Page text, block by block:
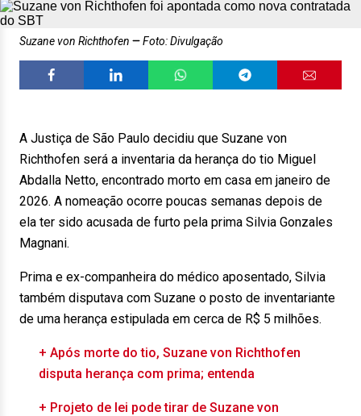
Suzane von Richthofen Foto: Divulgação
A Justiça de São Paulo decidiu que Suzane von
Richthofen será a inventaria da herança do tio Miguel
Abdalla Netto, encontrado morto em casa em janeiro de
2026. A nomeação ocorre poucas semanas depois de
ela ter sido acusada de furto pela prima Silvia Gonzales
Magnani.
Prima e ex-companheira do médico aposentado, Silvia
também disputava com Suzane o posto de inventariante
de uma herança estipulada em cerca de R$ 5 milhões.
+ Após morte do tio, Suzane von Richthofen
disputa herança com prima; entenda
+ Projeto de lei pode tirar de Suzane von